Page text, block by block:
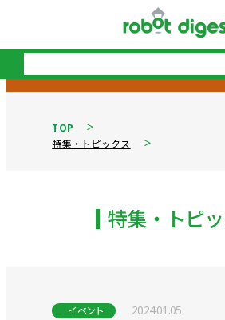
TOP
特集・トピックス
特集・トピ
イベント 2024.01.05